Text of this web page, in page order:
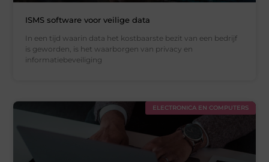
ISMS software voor veilige data
In een tijd waarin data het kostbaarste bezit van een bedrijf
is geworden, is het waarborgen van privacy en
informatiebeveiliging
ELECTRONICA EN COMPUTERS